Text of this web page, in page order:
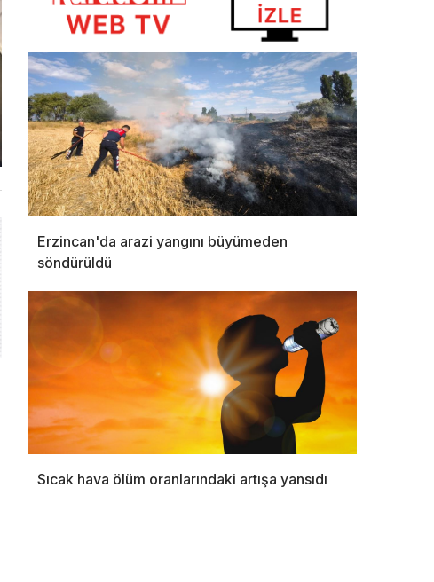
Erzincan'da arazi yangını büyümeden
söndürüldü
Sıcak hava ölüm oranlarındaki artışa yansıdı